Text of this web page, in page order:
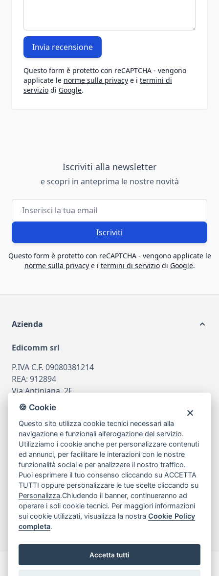
Invia recensione
Questo form è protetto con reCAPTCHA - vengono
applicate le norme sulla privacy e i termini di
servizio di Google.
Iscriviti alla newsletter
e scopri in anteprima le nostre novità
Indirizzo email
Iscriviti
Questo form è protetto con reCAPTCHA - vengono applicate le
norme sulla privacye i termini di serviziodi Google.
Azienda
Edicomm srl
P.IVA C.F. 09080381214
REA: 912894
Via Antiniana, 2F
80078 Pozzuoli
tel081.7515380
emailinfo@edicomm.it
Assistenza Clienti
Chi siamo
My Account
🍪 Cookie
Questo sito utilizza cookie tecnici necessari alla
navigazione e funzionali all’erogazione del servizio.
Utilizziamo i cookie anche per personalizzare contenuti
ed annunci, per facilitare le interazioni con le nostre
funzionalità social e per analizzare il nostro traffico.
Puoi esprimere il tuo consenso cliccando su ACCETTA
TUTTI oppure personalizzare le tue scelte cliccando su
Personalizza.Chiudendo il banner, continueranno ad
operare i soli cookie tecnici. Per maggiori informazioni
sui cookie utilizzati, visualizza la nostraCookie Policy
completa.
Accetta tutti